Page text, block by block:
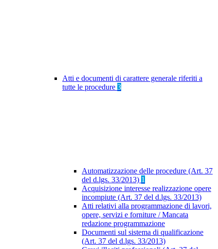
Atti e documenti di carattere generale riferiti a
tutte le procedure 3
Automatizzazione delle procedure (Art. 37
del d.lgs. 33/2013) 1
Acquisizione interesse realizzazione opere
incompiute (Art. 37 del d.lgs. 33/2013)
Atti relativi alla programmazione di lavori,
opere, servizi e forniture / Mancata
redazione programmazione
Documenti sul sistema di qualificazione
(Art. 37 del d.lgs. 33/2013)